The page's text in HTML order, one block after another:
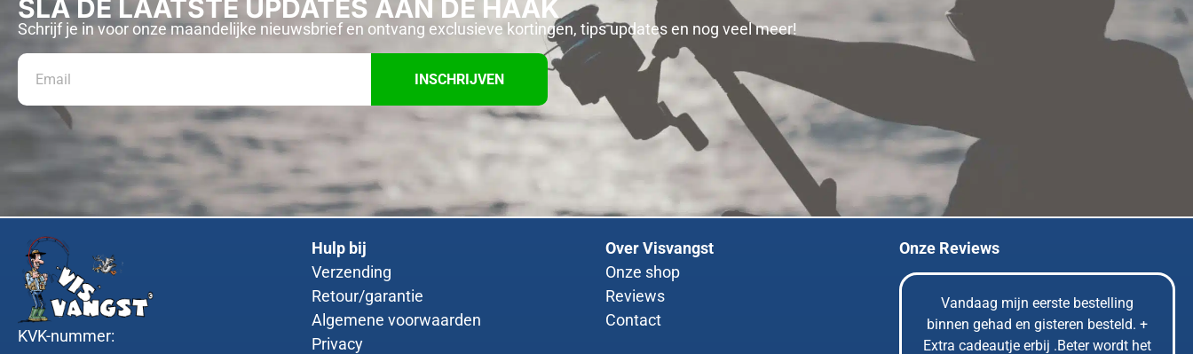
SLA DE LAATSTE UPDATES AAN DE HAAK
Schrijf je in voor onze maandelijke nieuwsbrief en ontvang exclusieve kortingen, tips updates en nog veel meer!
INSCHRIJVEN
KVK-nummer:
Hulp bij
Verzending
Retour/garantie
Algemene voorwaarden
Privacy
Over Visvangst
Onze shop
Reviews
Contact
Onze Reviews
Rafi kotek
verschillende merken. Grote voorraad
Vandaag mijn eerste bestelling
binnen gehad en gisteren besteld. +
Extra cadeautje erbij .Beter wordt het